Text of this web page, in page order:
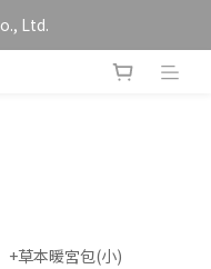
Ltd.
+草本暖宮包(小)